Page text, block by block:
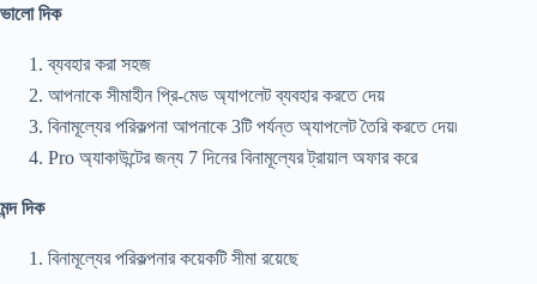
ভালো দিক
ব্যবহার করা সহজ
আপনাকে সীমাহীন প্রি-মেড অ্যাপলেট ব্যবহার করতে দেয়
বিনামূল্যের পরিকল্পনা আপনাকে 3টি পর্যন্ত অ্যাপলেট তৈরি করতে দেয়৷
Pro অ্যাকাউন্টের জন্য 7 দিনের বিনামূল্যের ট্রায়াল অফার করে
মন্দ দিক
বিনামূল্যের পরিকল্পনার কয়েকটি সীমা রয়েছে